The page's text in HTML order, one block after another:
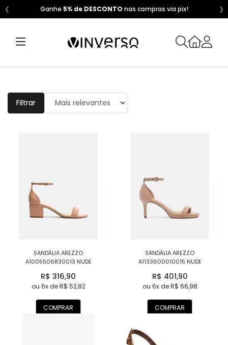
Ganhe 5% de DESCONTO nas compras via pix!
❮ ❯
Filtrar
SANDÁLIA AREZZO
A1005506830013 NUDE
R$ 316,90
ou 6x de R$ 52,82
COMPRAR
SANDÁLIA AREZZO
A1133600010015 NUDE
R$ 401,90
ou 6x de R$ 66,98
COMPRAR